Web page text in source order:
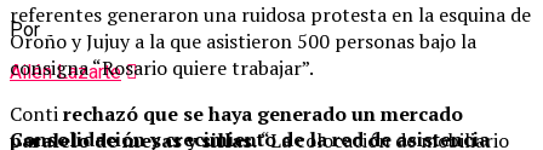
referentes generaron una ruidosa protesta en la esquina de
Oroño y Jujuy a la que asistieron 500 personas bajo la
consigna “Rosario quiere trabajar”.
Contirechazó que se haya generado un mercado
paralelo de mesas y sillas.“La colocación de mobiliario
Por
Ailén Lazarte
Consolidación y crecimiento de la red de asistencia